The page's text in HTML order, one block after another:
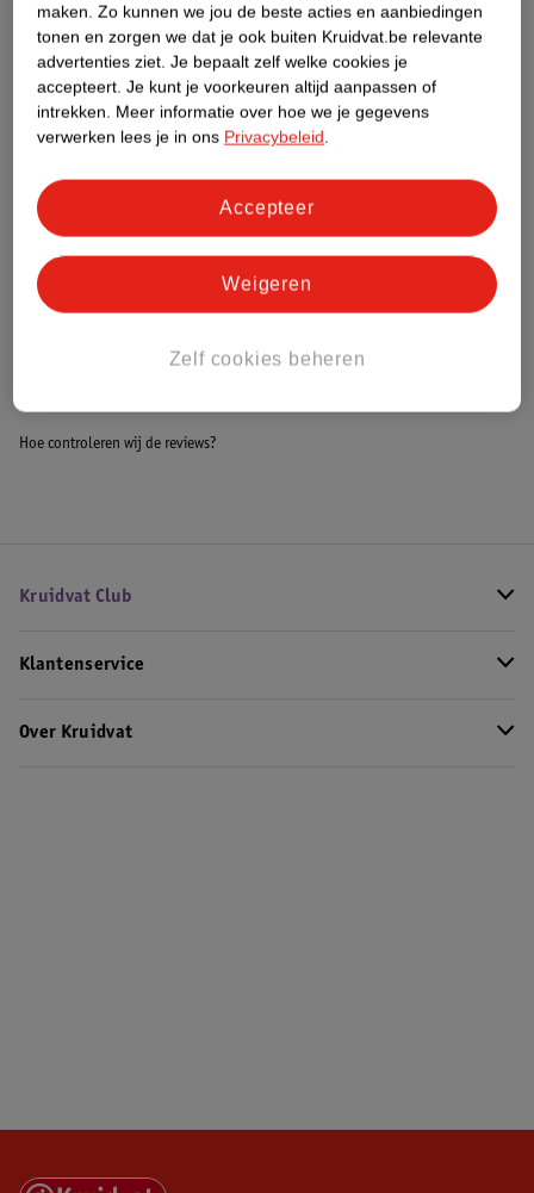
Nature Impact Score
Dit product heeft (nog) geen Nature
Impact Score.
Meer informatie
Bestel & Bezorginformatie
Hoe controleren wij de reviews?
Kruidvat Club
Klantenservice
Over Kruidvat
maken. Zo kunnen we jou de beste acties en aanbiedingen
tonen en zorgen we dat je ook buiten Kruidvat.be relevante
advertenties ziet. Je bepaalt zelf welke cookies je
accepteert. Je kunt je voorkeuren altijd aanpassen of
intrekken. Meer informatie over hoe we je gegevens
verwerken lees je in ons Privacybeleid.
Zelf cookies beheren
Weigeren
Accepteer